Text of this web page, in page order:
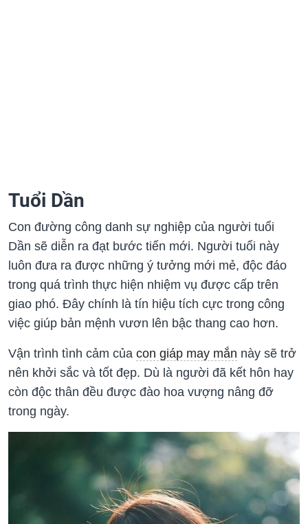
Tuổi Dần
Con đường công danh sự nghiệp của người tuổi
Dần sẽ diễn ra đạt bước tiến mới. Người tuổi này
luôn đưa ra được những ý tưởng mới mẻ, độc đáo
trong quá trình thực hiện nhiệm vụ được cấp trên
giao phó. Đây chính là tín hiệu tích cực trong công
việc giúp bản mệnh vươn lên bậc thang cao hơn.
Vận trình tình cảm của con giáp may mắn này sẽ trở
nên khởi sắc và tốt đẹp. Dù là người đã kết hôn hay
còn độc thân đều được đào hoa vượng nâng đỡ
trong ngày.